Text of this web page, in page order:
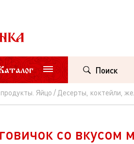
Поиск
Яйцо Десерты, коктейли,
со вкусом